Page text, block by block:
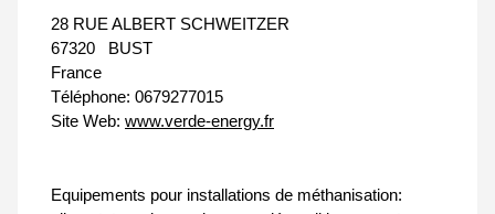
28 RUE ALBERT SCHWEITZER
67320
BUST
France
Téléphone: 0679277015
Site Web: www.verde-energy.fr
Equipements pour installations de méthanisation: